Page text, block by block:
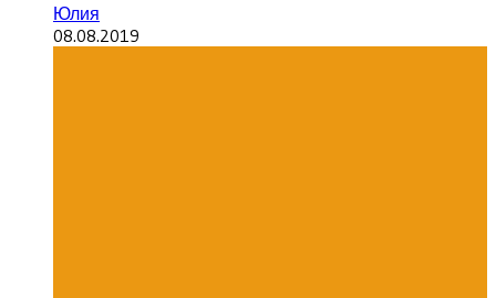
Юлия
08.08.2019